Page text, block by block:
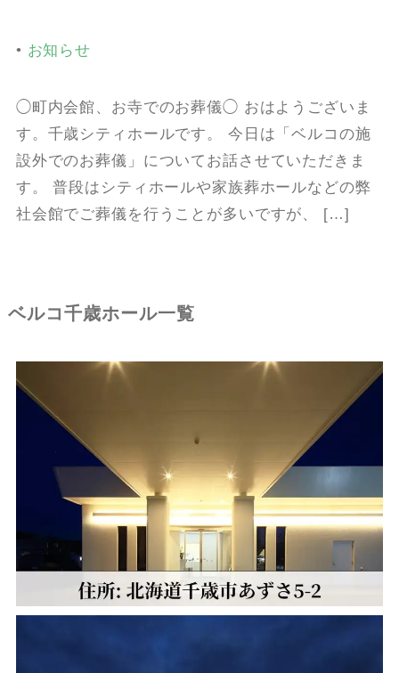
• お知らせ
◯町内会館、お寺でのお葬儀◯ おはようございま
す。千歳シティホールです。 今日は「ベルコの施
設外でのお葬儀」についてお話させていただきま
す。 普段はシティホールや家族葬ホールなどの弊
社会館でご葬儀を行うことが多いですが、 […]
ベルコ千歳ホール一覧